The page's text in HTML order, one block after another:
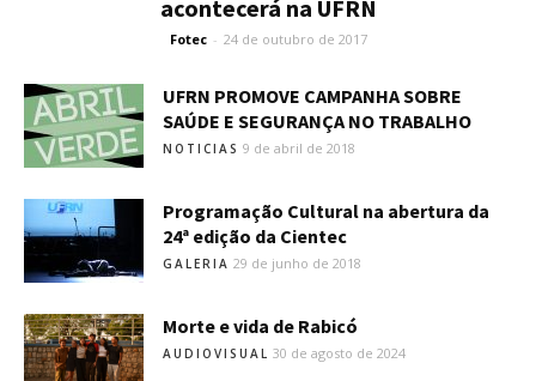
acontecerá na UFRN
Fotec - 24 de outubro de 2017
UFRN PROMOVE CAMPANHA SOBRE
SAÚDE E SEGURANÇA NO TRABALHO
NOTICIAS 9 de abril de 2018
Programação Cultural na abertura da
24ª edição da Cientec
GALERIA 29 de junho de 2018
Morte e vida de Rabicó
AUDIOVISUAL 30 de agosto de 2024